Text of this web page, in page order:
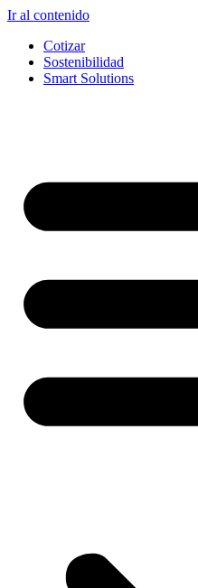
Ir al contenido
Cotizar
Sostenibilidad
Smart Solutions